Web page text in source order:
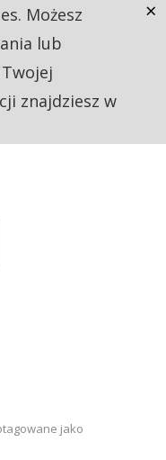
jako
Możesz
lub
znajdziesz w
×